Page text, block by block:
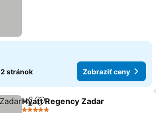
2 stránok Zobraziť ceny
ZdieľaťPridať do obľúbených
Hyatt Regency Zadar